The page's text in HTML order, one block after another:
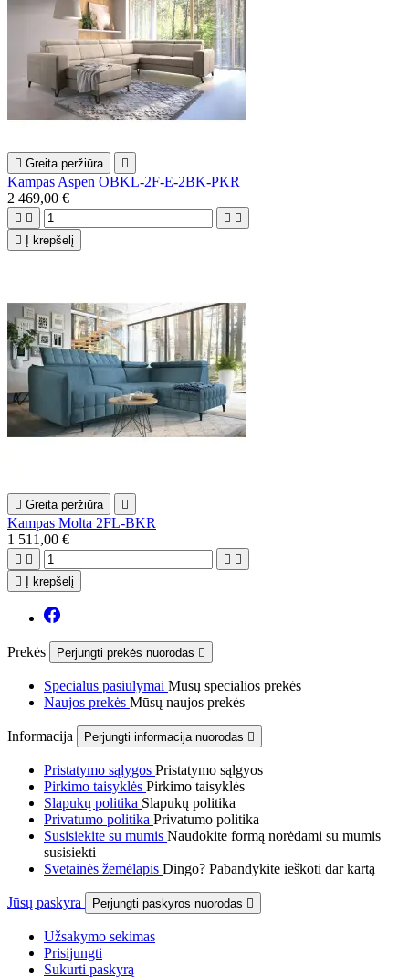
 Greita peržiūra 
Kampas Aspen OBKL-2F-E-2BK-PKR
2 469,00 €
   

Į krepšelį
 Greita peržiūra 
Kampas Molta 2FL-BKR
1 511,00 €
   

Į krepšelį
Prekės Perjungti prekės nuorodas 
Specialūs pasiūlymai Mūsų specialios prekės
Naujos prekės Mūsų naujos prekės
Informacija Perjungti informacija nuorodas 
Pristatymo sąlygos Pristatymo sąlgyos
Pirkimo taisyklės Pirkimo taisyklės
Slapukų politika Slapukų politika
Privatumo politika Privatumo politika
Susisiekite su mumis Naudokite formą norėdami su mumis
susisiekti
Svetainės žemėlapis Dingo? Pabandykite ieškoti dar kartą
Jūsų paskyra Perjungti paskyros nuorodas 
Užsakymo sekimas
Prisijungti
Sukurti paskyrą